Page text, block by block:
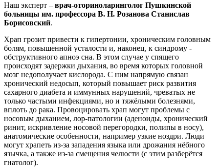
Наш эксперт – врач-оториноларинголог Пушкинской
больницы им. профессора В. Н. Розанова Станислав
Борисовский.
Храп грозит привести к гипертонии, хроническим голов­ным
болям, повышенной усталости и, наконец, к синдрому ­
обструктивного апноэ сна. В этом случае у спящего
происходят задержки дыхания, во время которых головной
мозг недополучает кислорода. С ним напрямую связан
хронический недосып, который повышает риск развития
сахарного диабета и иммунных нарушений, чреватых не
только частыми инфекциями, но и тяжёлыми болезнями,
вплоть до рака. Провоцировать храп могут проблемы с
носовым дыханием, лор-патологии (аденоиды, хронический
ринит, искривление носовой перегородки, полипы в носу),
анатомические особенности, например ­узкие ноздри. Люди
могут храпеть из-за западения языка или дрожания нёбного
язычка, а также из-за смещения челюсти (с этим разберётся
гнатолог).